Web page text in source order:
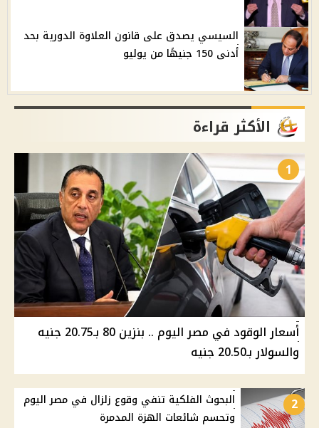
السيسي يصدق على قانون العلاوة الدورية بحد
أدنى 150 جنيهًا من يوليو
الأكثر قراءة
1
أسعار الوقود في مصر اليوم .. بنزين 80 بـ20.75 جنيه
والسولار بـ20.50 جنيه
2
البحوث الفلكية تنفي وقوع زلزال في مصر اليوم
وتحسم شائعات الهزة المدمرة